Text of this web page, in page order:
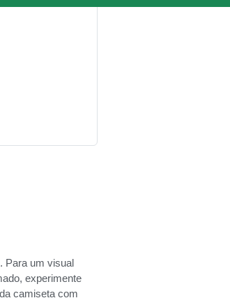
Para um visual
experimente
camiseta com